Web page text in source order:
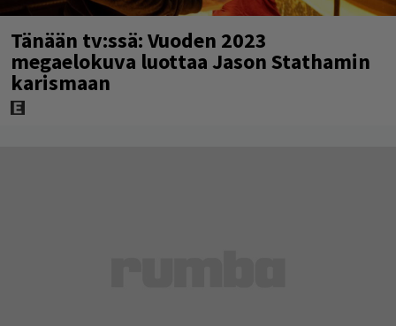
Tänään tv:ssä: Vuoden 2023
megaelokuva luottaa Jason Stathamin
karismaan